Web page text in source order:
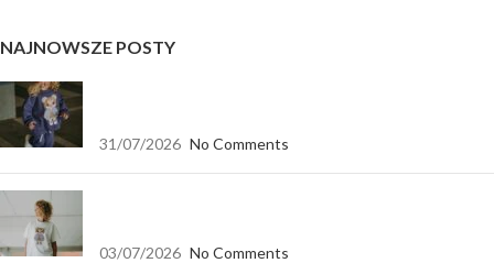
NAJNOWSZE POSTY
31/07/2026 No Comments
03/07/2026 No Comments